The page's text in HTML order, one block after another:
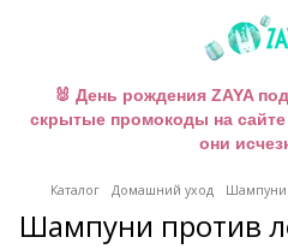
🐰 День рождения ZAYA
скрытые промокоды на
они
Каталог Домашний уход Шампуни
Шампуни против